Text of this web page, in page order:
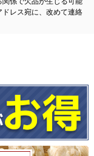
レス宛に、改めて連絡